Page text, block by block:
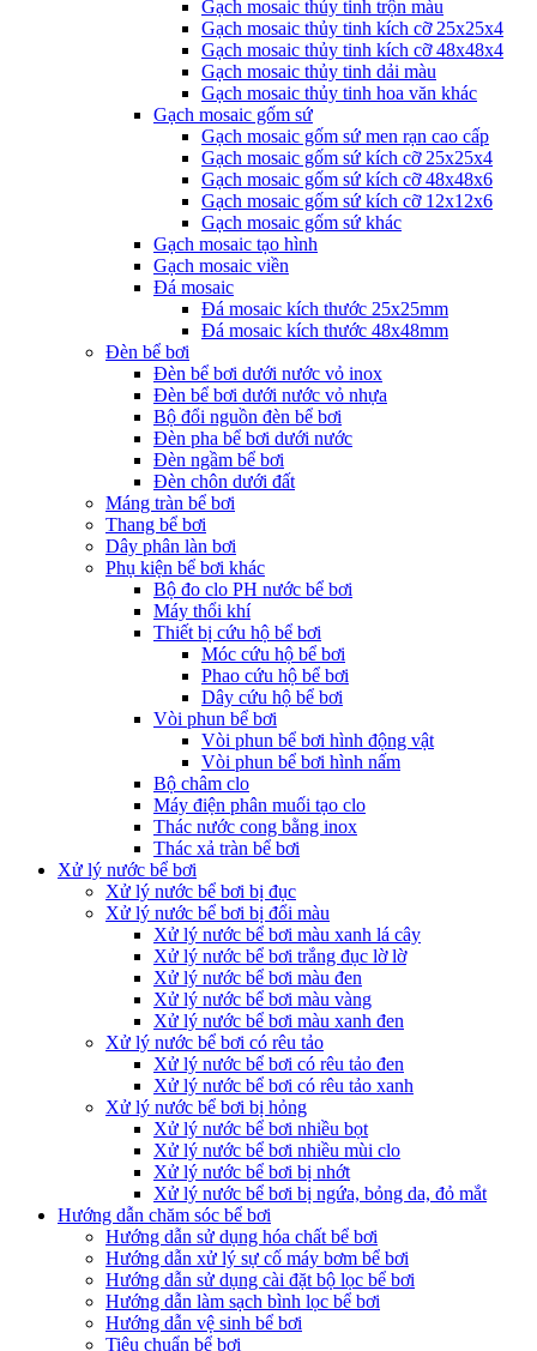
Gạch mosaic thủy tinh trộn màu
Gạch mosaic thủy tinh kích cỡ 25x25x4
Gạch mosaic thủy tinh kích cỡ 48x48x4
Gạch mosaic thủy tinh dải màu
Gạch mosaic thủy tinh hoa văn khác
Gạch mosaic gốm sứ
Gạch mosaic gốm sứ men rạn cao cấp
Gạch mosaic gốm sứ kích cỡ 25x25x4
Gạch mosaic gốm sứ kích cỡ 48x48x6
Gạch mosaic gốm sứ kích cỡ 12x12x6
Gạch mosaic gốm sứ khác
Gạch mosaic tạo hình
Gạch mosaic viền
Đá mosaic
Đá mosaic kích thước 25x25mm
Đá mosaic kích thước 48x48mm
Đèn bể bơi
Đèn bể bơi dưới nước vỏ inox
Đèn bể bơi dưới nước vỏ nhựa
Bộ đổi nguồn đèn bể bơi
Đèn pha bể bơi dưới nước
Đèn ngầm bể bơi
Đèn chôn dưới đất
Máng tràn bể bơi
Thang bể bơi
Dây phân làn bơi
Phụ kiện bể bơi khác
Bộ đo clo PH nước bể bơi
Máy thổi khí
Thiết bị cứu hộ bể bơi
Móc cứu hộ bể bơi
Phao cứu hộ bể bơi
Dây cứu hộ bể bơi
Vòi phun bể bơi
Vòi phun bể bơi hình động vật
Vòi phun bể bơi hình nấm
Bộ châm clo
Máy điện phân muối tạo clo
Thác nước cong bằng inox
Thác xả tràn bể bơi
Xử lý nước bể bơi
Xử lý nước bể bơi bị đục
Xử lý nước bể bơi bị đổi màu
Xử lý nước bể bơi màu xanh lá cây
Xử lý nước bể bơi trắng đục lờ lờ
Xử lý nước bể bơi màu đen
Xử lý nước bể bơi màu vàng
Xử lý nước bể bơi màu xanh đen
Xử lý nước bể bơi có rêu tảo
Xử lý nước bể bơi có rêu tảo đen
Xử lý nước bể bơi có rêu tảo xanh
Xử lý nước bể bơi bị hỏng
Xử lý nước bể bơi nhiều bọt
Xử lý nước bể bơi nhiều mùi clo
Xử lý nước bể bơi bị nhớt
Xử lý nước bể bơi bị ngứa, bỏng da, đỏ mắt
Hướng dẫn chăm sóc bể bơi
Hướng dẫn sử dụng hóa chất bể bơi
Hướng dẫn xử lý sự cố máy bơm bể bơi
Hướng dẫn sử dụng cài đặt bộ lọc bể bơi
Hướng dẫn làm sạch bình lọc bể bơi
Hướng dẫn vệ sinh bể bơi
Tiêu chuẩn bể bơi